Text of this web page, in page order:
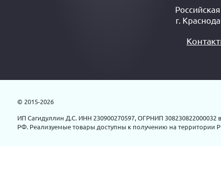
г.
© 2015-2026
ИП Сагидуллин Д.С. ИНН 230900270597, ОГРНИП 308230822000032
РФ. Реализуемые товары доступны к получению на территории